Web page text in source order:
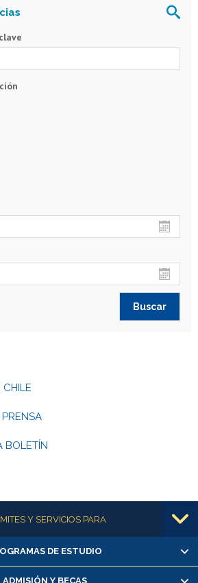
BOLETÍN
Y SERVICIOS PARA
os y exalumnas/os
Matrícula en línea
DE ESTUDIO
ADMISIÓN Y BECAS